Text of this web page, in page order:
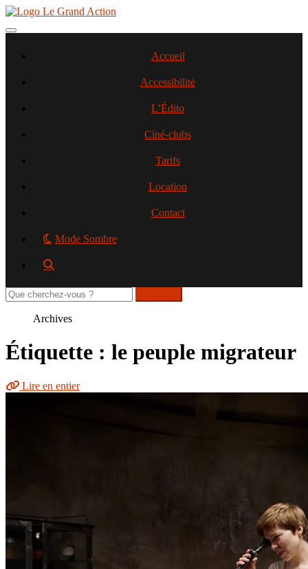
Aller
contenu
Toggle navigation
Accueil
Accessibilité
L’Édito
Ciné-clubs
Tarifs
Location
Contact
Mode Sombre
Rechercher
sur
Archives
Étiquette : le peuple migrateur
Lire en entier